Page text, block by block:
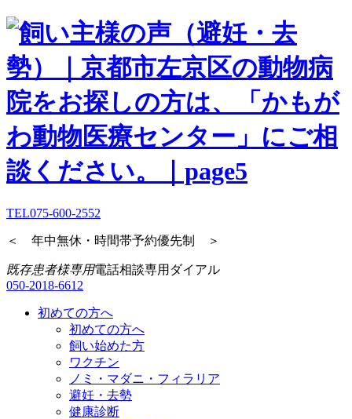
TEL075-600-2552
＜ 年中無休・時間帯予約優先制 ＞
既存患者様専用電話相談専用ダイアル
050-2018-6612
初めての方へ
初めての方へ
飼い始めた方
ワクチン
ノミ・マダニ・フィラリア
避妊・去勢
健康診断